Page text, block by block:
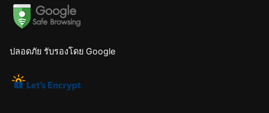
ปลอดภัย รับรองโดย Google